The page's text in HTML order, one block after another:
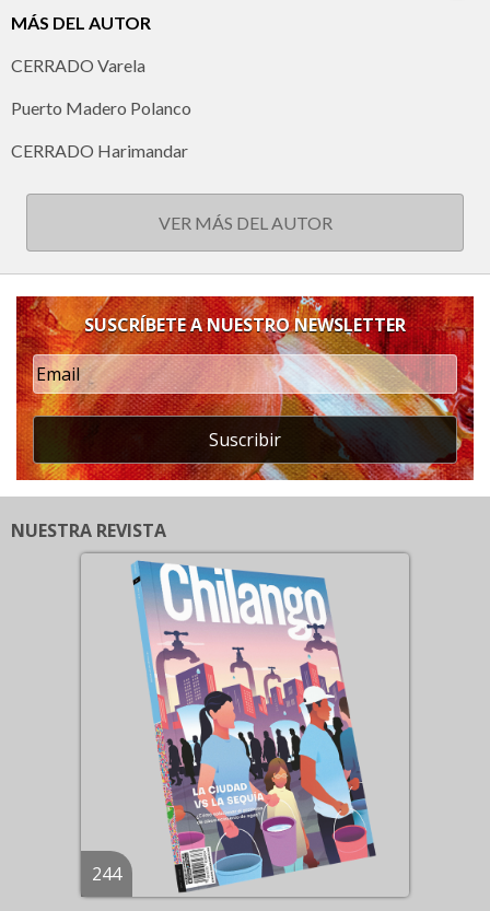
MÁS DEL AUTOR
CERRADO Varela
Puerto Madero Polanco
CERRADO Harimandar
VER MÁS DEL AUTOR
SUSCRÍBETE A NUESTRO NEWSLETTER
Suscribir
NUESTRA REVISTA
244